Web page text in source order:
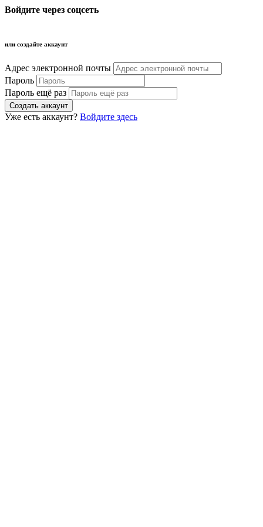
Войдите через соцсеть
или создайте аккаунт
Адрес электронной почты
Пароль
Пароль ещё раз
Уже есть аккаунт? Войдите здесь